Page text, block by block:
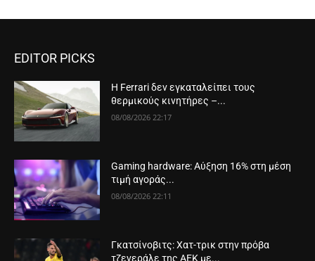
EDITOR PICKS
Η Ferrari δεν εγκαταλείπει τους
θερμικούς κινητήρες –...
08/08/2026 22:17
Gaming hardware: Αύξηση 16% στη μέση
τιμή αγοράς...
08/08/2026 22:11
Γκατσίνοβιτς: Χατ-τρικ στην πρόβα
τζενεράλε της ΑΕΚ με...